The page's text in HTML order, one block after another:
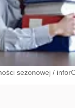
sezonowej /